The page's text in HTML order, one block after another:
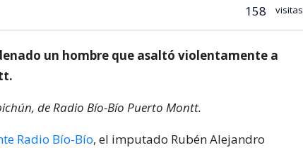
158 visitas
un hombre que asaltó violentamente a
de Radio Bío-Bío Puerto Montt.
Radio Bío-Bío, el imputado Rubén Alejandro